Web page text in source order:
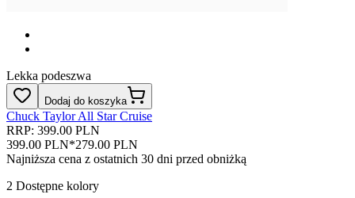
Lekka podeszwa
Dodaj do koszyka
Chuck Taylor All Star Cruise
RRP: 399.00 PLN
399.00 PLN*279.00 PLN
Najniższa cena z ostatnich 30 dni przed obniżką
2 Dostępne kolory